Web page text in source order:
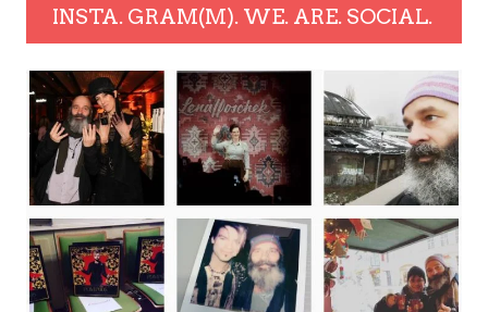
INSTA. GRAM(M). WE. ARE. SOCIAL.